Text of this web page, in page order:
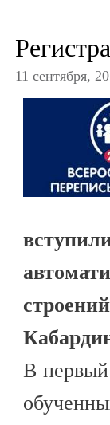
11 сентября,
В первый